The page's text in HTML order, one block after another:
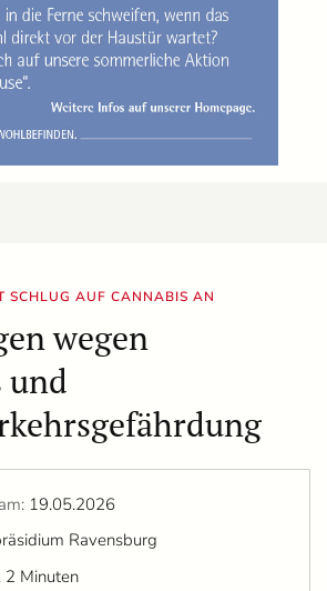
SCHLUG AUF CANNABIS AN
wegen
und
19.05.2026
Ravensburg
2 Minuten